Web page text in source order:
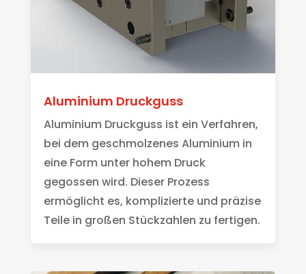
Aluminium Druckguss
Aluminium Druckguss ist ein Verfahren,
bei dem geschmolzenes Aluminium in
eine Form unter hohem Druck
gegossen wird. Dieser Prozess
ermöglicht es, komplizierte und präzise
Teile in großen Stückzahlen zu fertigen.